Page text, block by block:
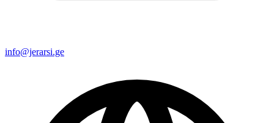
info@jerarsi.ge